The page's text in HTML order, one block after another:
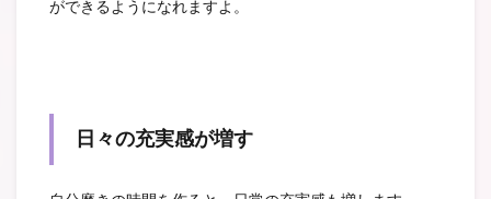
ができるようになれますよ。
日々の充実感が増す